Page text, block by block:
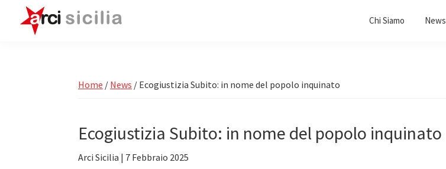
Passa
Passa
Passa
Chi Siamo News
Home / News / Ecogiustizia Subito: in nome del popolo inquinato
Ecogiustizia Subito: in nome del popolo inquinato
Arci Sicilia | 7 Febbraio 2025